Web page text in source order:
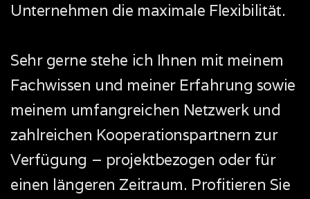
Unternehmen die maximale Flexibilität.
Sehr gerne stehe ich Ihnen mit meinem
Fachwissen und meiner Erfahrung sowie
meinem umfangreichen Netzwerk und
zahlreichen Kooperationspartnern zur
Verfügung – projektbezogen oder für
einen längeren Zeitraum. Profitieren Sie